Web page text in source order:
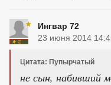
Ингвар 72
23 июня 2014
Цитата: Пупырчатый
не сын, набивший